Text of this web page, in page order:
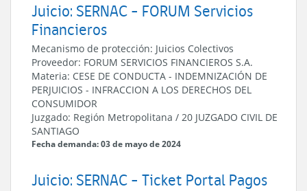
Juicio: SERNAC - FORUM Servicios
Financieros
Mecanismo de protección: Juicios Colectivos
Proveedor: FORUM SERVICIOS FINANCIEROS S.A.
Materia: CESE DE CONDUCTA - INDEMNIZACIÓN DE
PERJUICIOS - INFRACCION A LOS DERECHOS DEL
CONSUMIDOR
Juzgado: Región Metropolitana / 20 JUZGADO CIVIL DE
SANTIAGO
Fecha demanda: 03 de mayo de 2024
Juicio: SERNAC - Ticket Portal Pagos